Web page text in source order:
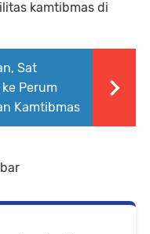
kamtibmas di
Sat
Perum
Kamtibmas